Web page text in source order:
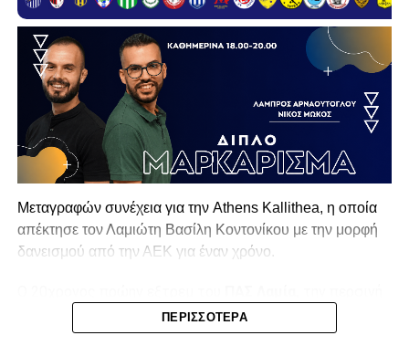
Μεταγραφών συνέχεια για την Athens Kallithea, η οποία
απέκτησε τον Λαμιώτη Βασίλη Κοντονίκου με την μορφή
δανεισμού από την ΑΕΚ για έναν χρόνο.
σεζόν στην Superbet League 2 είχε απολογισμό 20
συμμετοχές, δύο γκολ και ισάριθμες ασίστ με τον ΠΑΣ
ΠΕΡΙΣΣΌΤΕΡΑ